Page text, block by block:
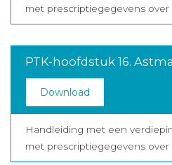
met prescriptiegegevens over
PTK-hoofdstuk 16.
Download
Handleiding met een
met prescriptiegegevens over